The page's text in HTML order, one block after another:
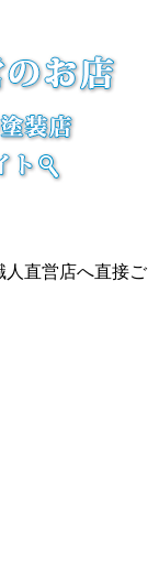
人直営店へ直接ご